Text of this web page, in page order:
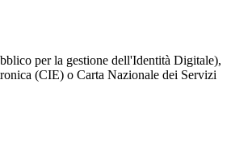
per la gestione dell'Identità Digitale),
(CIE) o Carta Nazionale dei Servizi